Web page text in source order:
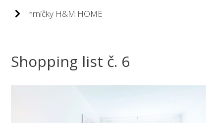
hrníčky H&M HOME
Shopping list č. 6